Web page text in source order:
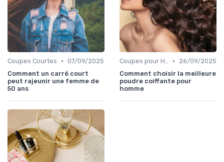
Coupes Courtes • 07/09/2025
Comment un carré court
peut rajeunir une femme de
50 ans
Coupes pour Hommes •
26/09/2025
Comment choisir la meilleure
poudre coiffante pour
homme